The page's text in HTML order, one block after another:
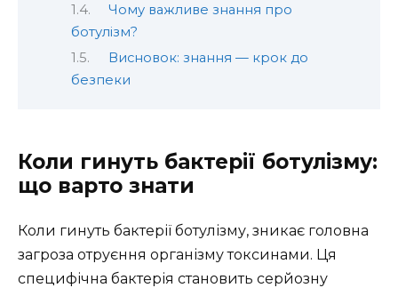
Чому важливе знання про
ботулізм?
Висновок: знання — крок до
безпеки
Коли гинуть бактерії ботулізму:
що варто знати
Коли гинуть бактерії ботулізму, зникає головна
загроза отруєння організму токсинами. Ця
специфічна бактерія становить серйозну